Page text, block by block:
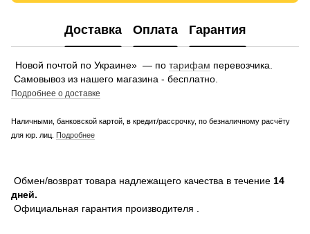
Доставка Оплата Гарантия
Новой почтой по Украине» — по тарифам перевозчика.
Самовывоз из нашего магазина - бесплатно.
Подробнее о доставке
Наличными, банковской картой, в кредит/рассрочку, по безналичному расчёту
для юр. лиц. Подробнее
Обмен/возврат товара надлежащего качества в течение 14
дней.
Официальная гарантия производителя .